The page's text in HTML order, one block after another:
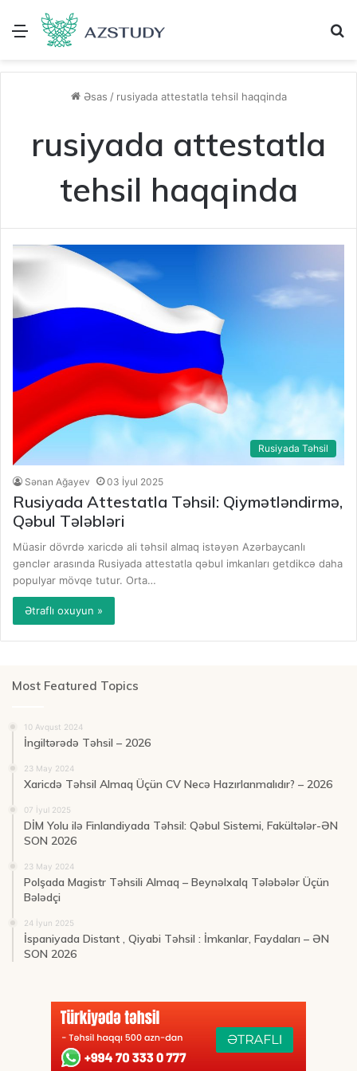
Menu
Əsas / rusiyada attestatla tehsil haqqinda
rusiyada attestatla
tehsil haqqinda
Rusiyada Təhsil
Sənan Ağayev 03 İyul 2025
Rusiyada Attestatla Təhsil: Qiymətləndirmə,
Qəbul Tələbləri
Müasir dövrdə xaricdə ali təhsil almaq istəyən Azərbaycanlı
gənclər arasında Rusiyada attestatla qəbul imkanları getdikcə daha
populyar mövqe tutur. Orta…
Ətraflı oxuyun »
Most Featured Topics
10 Avqust 2024
İngiltərədə Təhsil – 2026
23 May 2024
Xaricdə Təhsil Almaq Üçün CV Necə Hazırlanmalıdır? – 2026
07 İyul 2025
DİM Yolu ilə Finlandiyada Təhsil: Qəbul Sistemi, Fakültələr-ƏN
SON 2026
23 May 2024
Polşada Magistr Təhsili Almaq – Beynəlxalq Tələbələr Üçün
Bələdçi
24 İyun 2025
İspaniyada Distant , Qiyabi Təhsil : İmkanlar, Faydaları – ƏN
SON 2026